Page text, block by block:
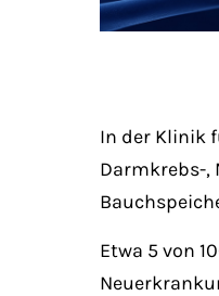
In der Klinik
Darmkrebs-,
Etwa 5 von